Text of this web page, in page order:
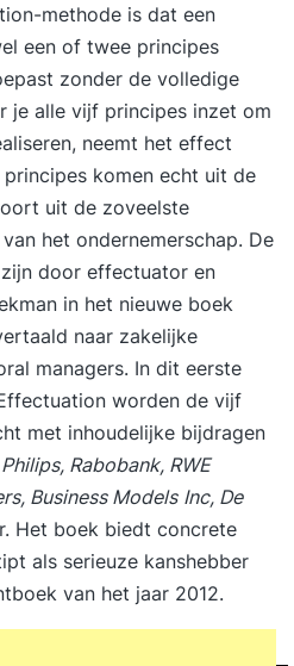
methode is dat een
een of twee principes
zonder de volledige
je alle vijf principes inzet om
neemt het effect
komen echt uit de
uit de zoveelste
het ondernemerschap. De
door effectuator en
in het nieuwe boek
naar zakelijke
managers. In dit eerste
worden de vijf
met inhoudelijke bijdragen
Philips, Rabobank, RWE
Business Models Inc, De
Het boek biedt concrete
als serieuze kanshebber
van het jaar 2012.